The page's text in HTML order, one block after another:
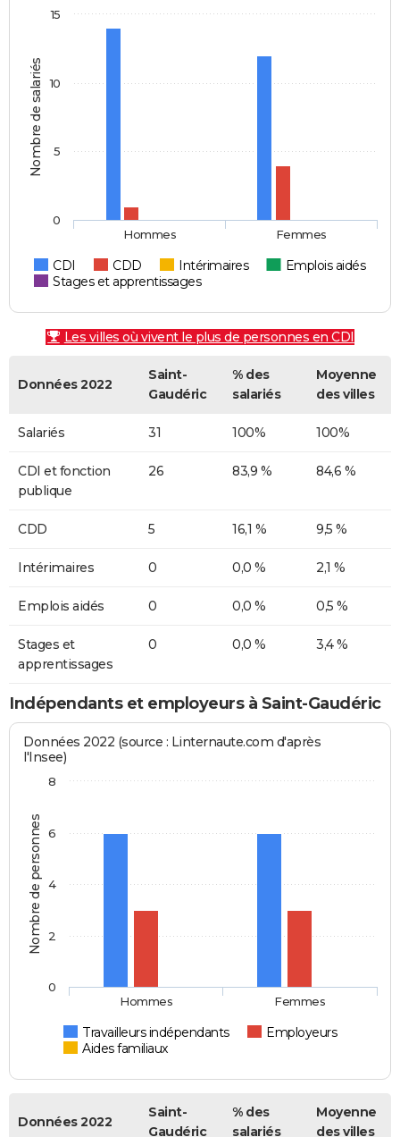
Nombre de salariés
CDI CDD Intérimaires
Emplois aidés
Stages et apprentissages
Hommes Femmes
0
5
10
15
Les villes où vivent le plus de personnes en CDI
Données 2022
Saint-
Gaudéric
% des
salariés
Moyenne
des villes
Salariés 31 100% 100%
CDI et fonction
publique
26 83,9 % 84,6 %
CDD 5 16,1 % 9,5 %
Intérimaires 0 0,0 % 2,1 %
Emplois aidés 0 0,0 % 0,5 %
Stages et
apprentissages
0 0,0 % 3,4 %
Indépendants et employeurs à Saint-Gaudéric
Nombre de personnes
Données 2022 (source : Linternaute.com d'après
l'Insee)
Travailleurs indépendants
Employeurs
Aides familiaux
Hommes Femmes
0
2
4
6
8
Données 2022
Saint-
Gaudéric
% des
salariés
Moyenne
des villes